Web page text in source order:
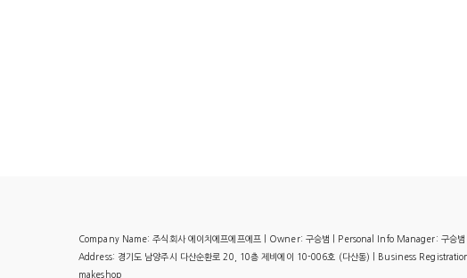
Company Name: 주식회사 에이치에프에프에프 | Owner: 구승범 | Personal Info Manager: 구
Address: 경기도 남양주시 다산순환로 20, 10층 제비에이 10-006호 (다산동) | Business
makeshop